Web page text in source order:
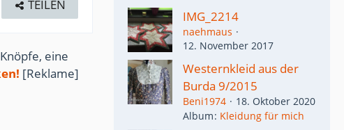
TEILEN
eine
[Reklame]
IMG_2214
naehmaus
12. November 2017
Westernkleid aus der
Burda 9/2015
Beni1974
18. Oktober 2020
Album Kleidung für mich